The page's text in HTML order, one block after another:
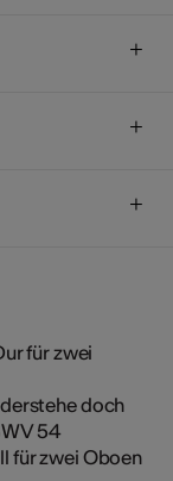
für zwei
doch
54
für zwei Oboen